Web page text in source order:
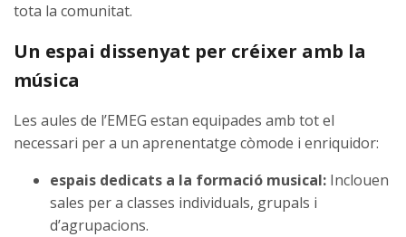
tota la comunitat.
Un espai dissenyat per créixer amb la
música
Les aules de l’EMEG estan equipades amb tot el
necessari per a un aprenentatge còmode i enriquidor:
espais dedicats a la formació musical: Inclouen
sales per a classes individuals, grupals i
d’agrupacions.